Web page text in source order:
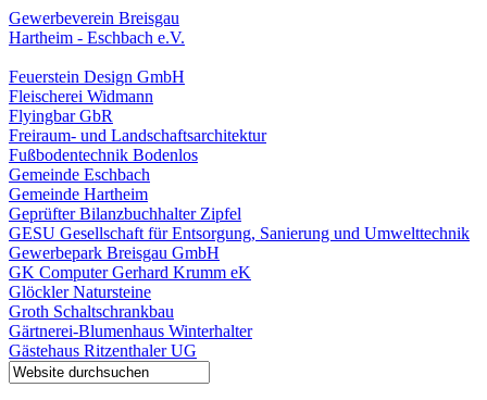
Gewerbeverein Breisgau
Hartheim - Eschbach e.V.
Feuerstein Design GmbH
Fleischerei Widmann
Flyingbar GbR
Freiraum- und Landschaftsarchitektur
Fußbodentechnik Bodenlos
Gemeinde Eschbach
Gemeinde Hartheim
Geprüfter Bilanzbuchhalter Zipfel
GESU Gesellschaft für Entsorgung, Sanierung und Umwelttechnik
Gewerbepark Breisgau GmbH
GK Computer Gerhard Krumm eK
Glöckler Natursteine
Groth Schaltschrankbau
Gärtnerei-Blumenhaus Winterhalter
Gästehaus Ritzenthaler UG